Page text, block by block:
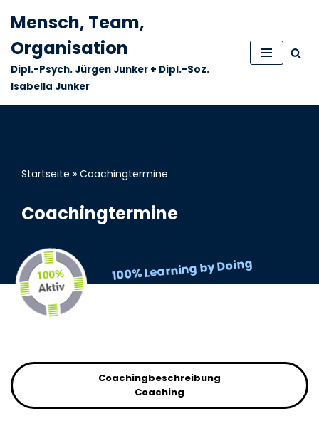
Zum
Inhalt
springen
Mensch, Team,
Organisation
Dipl.-Psych. Jürgen Junker + Dipl.-Soz.
Isabella Junker
100% Learning by Doing
Startseite » Coachingtermine
Coachingtermine
Coachingbeschreibung
Coaching